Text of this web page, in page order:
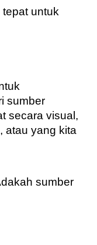
untuk
sumber
secara visual,
atau yang kita
sumber